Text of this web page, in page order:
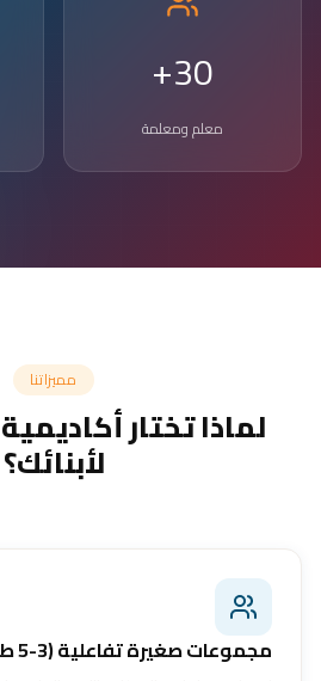
30+
معلم ومعلمة
مميزاتنا
لماذا تختار
لأبنائك؟
مجموعات صغيرة تفاعلية (3-5 طلاب)